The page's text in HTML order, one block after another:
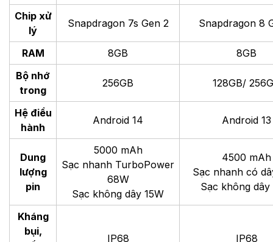
Chip xử
lý
Snapdragon 7s Gen 2 Snapdragon 8
RAM 8GB
8GB
Bộ nhớ
trong
256GB 128GB/
Hệ điều
hành
Android 14 Android 13
Dung
lượng
pin
5000 mAh
Sạc nhanh TurboPower
68W
Sạc không dây 15W
4500 mAh
Sạc nhanh có
Sạc không dây
Kháng
bụi,
IP68 IP68